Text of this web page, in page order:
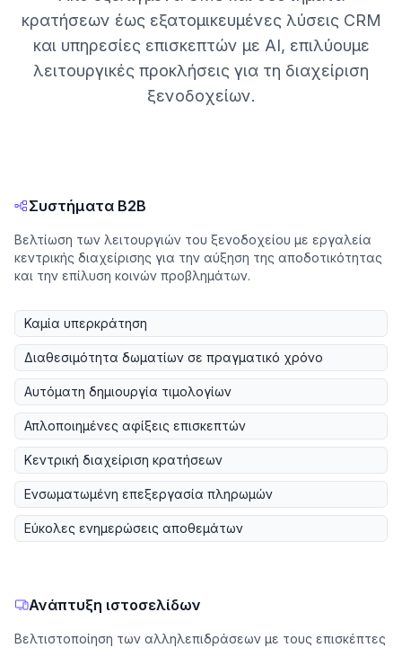
κρατήσεων έως εξατομικευμένες λύσεις CRM
και υπηρεσίες επισκεπτών με AI, επιλύουμε
λειτουργικές προκλήσεις για τη διαχείριση
ξενοδοχείων.
Συστήματα B2B
Βελτίωση των λειτουργιών του ξενοδοχείου με εργαλεία
κεντρικής διαχείρισης για την αύξηση της αποδοτικότητας
και την επίλυση κοινών προβλημάτων.
Καμία υπερκράτηση
Διαθεσιμότητα δωματίων σε πραγματικό χρόνο
Αυτόματη δημιουργία τιμολογίων
Απλοποιημένες αφίξεις επισκεπτών
Κεντρική διαχείριση κρατήσεων
Ενσωματωμένη επεξεργασία πληρωμών
Εύκολες ενημερώσεις αποθεμάτων
Ανάπτυξη ιστοσελίδων
Βελτιστοποίηση των αλληλεπιδράσεων με τους επισκέπτες